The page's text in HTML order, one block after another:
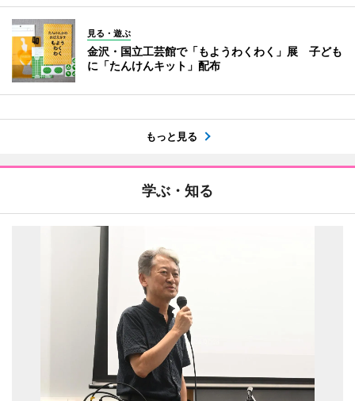
見る・遊ぶ
金沢・国立工芸館で「もようわくわく」展 子ども
に「たんけんキット」配布
もっと見る
学ぶ・知る